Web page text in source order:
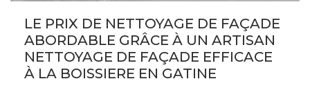
LE PRIX DE NETTOYAGE DE FAÇADE
ABORDABLE GRÂCE À UN ARTISAN
NETTOYAGE DE FAÇADE EFFICACE
À LA BOISSIERE EN GATINE